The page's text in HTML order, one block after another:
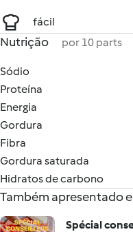
fácil
Nutrição por 10 parts
Sódio
Proteína
Energia
Gordura
Fibra
Gordura saturada
Hidratos de carbono
Também apresentado
Spécial